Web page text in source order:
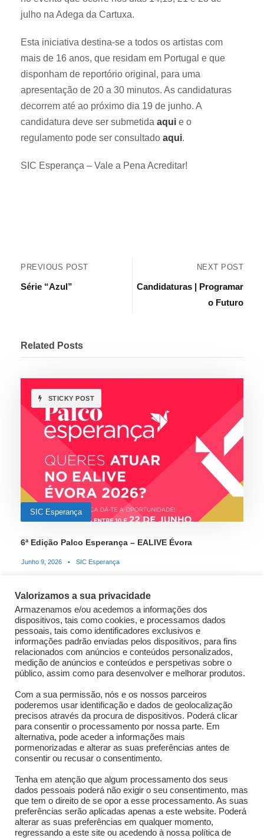
julho na Adega da Cartuxa.
Esta iniciativa destina-se a todos os artistas com
mais de 16 anos, que residam em Portugal e que
disponham de reportório original, para uma
apresentação de 20 a 30 minutos. As candidaturas
decorrem até ao próximo dia 19 de junho. A
candidatura deve ser submetida aqui e o
regulamento pode ser consultado aqui.
SIC Esperança – Vale a Pena Acreditar!
PREVIOUS POST
Série “Azul”
NEXT POST
Candidaturas | Programar
o Futuro
Related Posts
STICKY POST
SIC Esperança
6ª Edição Palco Esperança – EALIVE Évora
Junho 9, 2026 • SIC Esperança
STICKY POST
SIC Esperança
Inscrições do Concurso Pulseiras Solidárias 2026
Maio 15, 2026 • SIC Esperança
Valorizamos a sua privacidade
Armazenamos e/ou acedemos a informações dos
dispositivos, tais como cookies, e processamos dados
pessoais, tais como identificadores exclusivos e
informações padrão enviadas pelos dispositivos, para fins
relacionados com anúncios e conteúdos personalizados,
medição de anúncios e conteúdos e perspetivas sobre o
público, assim como para desenvolver e melhorar produtos.
Com a sua permissão, nós e os nossos parceiros
poderemos usar identificação e dados de geolocalização
precisos através da procura de dispositivos. Poderá clicar
para consentir o processamento por nossa parte. Em
alternativa, pode aceder a informações mais
pormenorizadas e alterar as suas preferências antes de
consentir ou recusar o consentimento.
Tenha em atenção que algum processamento dos seus
dados pessoais poderá não exigir o seu consentimento, mas
que tem o direito de se opor a esse processamento. As suas
preferências serão aplicadas apenas a este website. Poderá
alterar as suas preferências em qualquer momento,
regressando a este site ou acedendo à nossa política de